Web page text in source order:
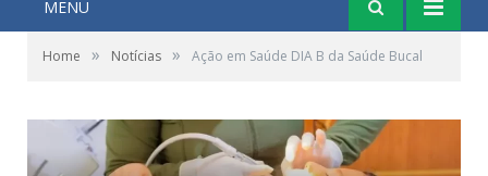
MENU
Home » Notícias » Ação em Saúde DIA B da Saúde Bucal